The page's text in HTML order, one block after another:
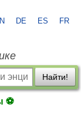
DE ES FR
Найти!
⚽